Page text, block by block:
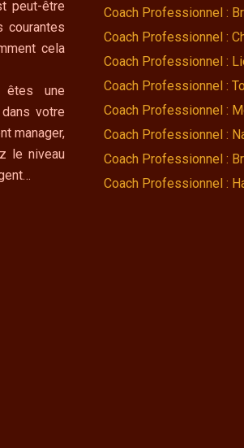
peut-être
courantes
cela
une
votre
manager,
le niveau
Coach Professionnel :
Coach Professionnel :
Coach Professionnel :
Coach Professionnel :
Coach Professionnel :
Coach Professionnel :
Coach Professionnel :
Coach Professionnel :